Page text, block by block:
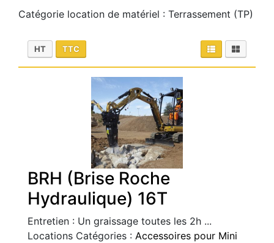
Catégorie location de matériel : Terrassement (TP)
HT TTC
BRH (Brise Roche
Hydraulique) 16T
Entretien : Un graissage toutes les 2h ...
Locations Catégories : Accessoires pour Mini